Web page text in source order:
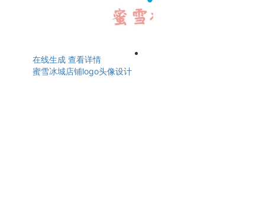
在线生成 查看详情
蜜雪冰城店铺logo头像设计